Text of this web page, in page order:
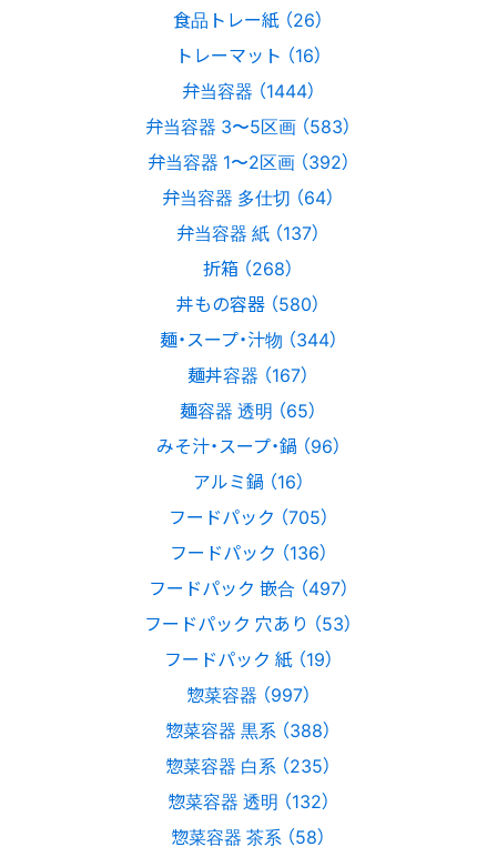
食品トレー紙 （26）
トレーマット （16）
弁当容器 （1444）
弁当容器 3〜5区画 （583）
弁当容器 1〜2区画 （392）
弁当容器 多仕切 （64）
弁当容器 紙 （137）
折箱 （268）
丼もの容器 （580）
麺・スープ・汁物 （344）
麺丼容器 （167）
麺容器 透明 （65）
みそ汁・スープ・鍋 （96）
アルミ鍋 （16）
フードパック （705）
フードパック （136）
フードパック 嵌合 （497）
フードパック 穴あり （53）
フードパック 紙 （19）
惣菜容器 （997）
惣菜容器 黒系 （388）
惣菜容器 白系 （235）
惣菜容器 透明 （132）
惣菜容器 茶系 （58）